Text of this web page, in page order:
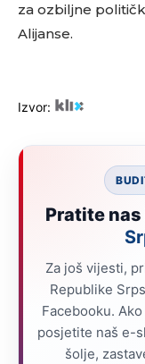
za ozbiljne
Alijanse.
Izvor:
Pratite
Za još vijesti,
Republike
Facebooku.
posjetite naš e-
šolje,